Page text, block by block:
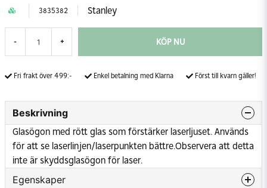
3835382 Stanley
- + KÖP NU
Fri frakt över 499:- Enkel betalning med Klarna Först till kvarn gäller!
Beskrivning
Glasögon med rött glas som förstärker laserljuset. Används
för att se laserlinjen/laserpunkten bättre.Observera att detta
inte är skyddsglasögon för laser.
Egenskaper